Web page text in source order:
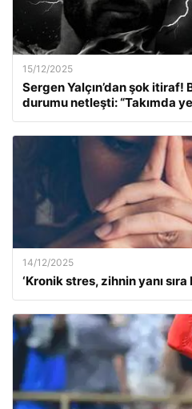
15/12/2025
Sergen Yalçın’dan şok itiraf!
durumu netleşti: “Takımda
14/12/2025
‘Kronik stres, zihnin yanı